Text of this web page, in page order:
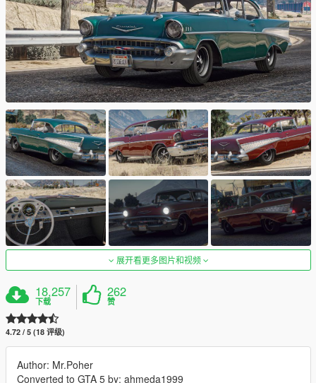
展开看更多图片和视频
18,257
下载
262
赞
4.72 / 5 (18 评级)
Author: Mr.Poher
Converted to GTA 5 by: ahmeda1999